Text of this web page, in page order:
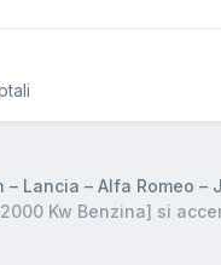
– Lancia – Alfa Romeo –
Kw Benzina] si